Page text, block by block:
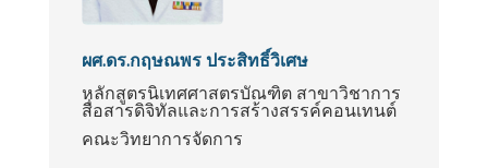
ผศ.ดร.กฤษณพร ประสิทธิ์วิเศษ
หลักสูตรนิเทศศาสตรบัณฑิต สาขาวิชาการ
สื่อสารดิจิทัลและการสร้างสรรค์คอนเทนต์
คณะวิทยาการจัดการ